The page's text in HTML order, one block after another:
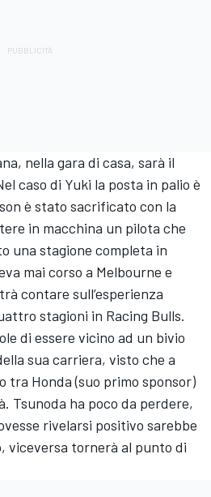
nella gara di casa, sarà il
caso di Yuki la posta in palio è
è stato sacrificato con la
in macchina un pilota che
una stagione completa in
mai corso a Melbourne e
contare sull’esperienza
stagioni in Racing Bulls.
di essere vicino ad un bivio
sua carriera, visto che a
tra Honda (suo primo sponsor)
Tsunoda ha poco da perdere,
rivelarsi positivo sarebbe
viceversa tornerà al punto di